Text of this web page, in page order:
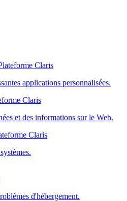
Claris
applications personnalisées.
Claris
et des informations sur le Web.
Claris
d'hébergement.